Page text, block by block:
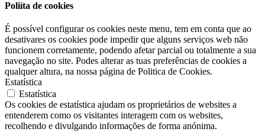
Poliíta de cookies
É possível configurar os cookies neste menu, tem em conta que ao
desativares os cookies pode impedir que alguns serviços web não
funcionem corretamente, podendo afetar parcial ou totalmente a sua
navegação no site. Podes alterar as tuas preferências de cookies a
qualquer altura, na nossa página de Politica de Cookies.
Estatística
Estatística
Os cookies de estatística ajudam os proprietários de websites a
entenderem como os visitantes interagem com os websites,
recolhendo e divulgando informações de forma anónima.